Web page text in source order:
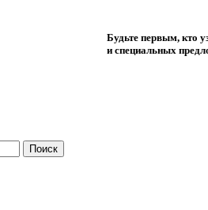
Будьте первым, кто
и специальных
Поиск